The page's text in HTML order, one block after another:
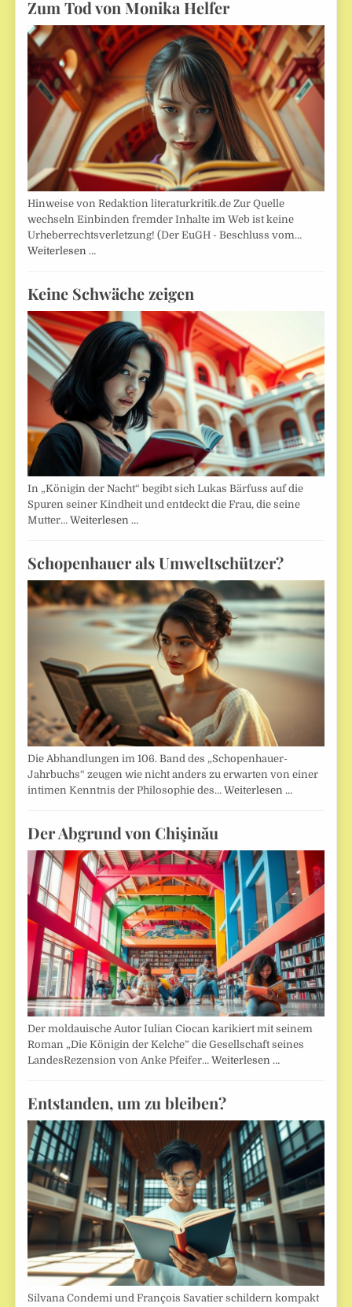
Zum Tod von Monika Helfer
Hinweise von Redaktion literaturkritik.de Zur Quelle
wechseln Einbinden fremder Inhalte im Web ist keine
Urheberrechtsverletzung! (Der EuGH - Beschluss vom…
Weiterlesen …
Keine Schwäche zeigen
In „Königin der Nacht“ begibt sich Lukas Bärfuss auf die
Spuren seiner Kindheit und entdeckt die Frau, die seine
Mutter…Weiterlesen …
Schopenhauer als Umweltschützer?
Die Abhandlungen im 106. Band des „Schopenhauer-
Jahrbuchs“ zeugen wie nicht anders zu erwarten von einer
intimen Kenntnis der Philosophie des…Weiterlesen …
Der Abgrund von Chişinău
Der moldauische Autor Iulian Ciocan karikiert mit seinem
Roman „Die Königin der Kelche” die Gesellschaft seines
LandesRezension von Anke Pfeifer…Weiterlesen …
Entstanden, um zu bleiben?
Silvana Condemi und François Savatier schildern kompakt